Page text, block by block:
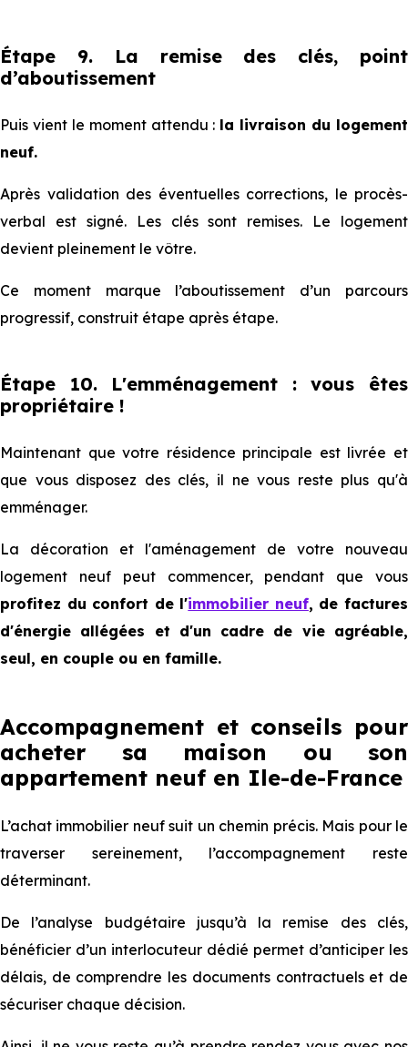
Étape 9. La remise des clés, point
d’aboutissement
Puis vient le moment attendu : la livraison du logement
neuf.
Après validation des éventuelles corrections, le procès-
verbal est signé. Les clés sont remises. Le logement
devient pleinement le vôtre.
Ce moment marque l’aboutissement d’un parcours
progressif, construit étape après étape.
Étape 10. L'emménagement : vous êtes
propriétaire !
Maintenant que votre résidence principale est livrée et
que vous disposez des clés, il ne vous reste plus qu'à
emménager.
La décoration et l'aménagement de votre nouveau
logement neuf peut commencer, pendant que vous
profitez du confort de l'immobilier neuf, de factures
d'énergie allégées et d'un cadre de vie agréable,
seul, en couple ou en famille.
Accompagnement et conseils pour
acheter sa maison ou son
appartement neuf en Ile-de-France
L’achat immobilier neuf suit un chemin précis. Mais pour le
traverser sereinement, l’accompagnement reste
déterminant.
De l’analyse budgétaire jusqu’à la remise des clés,
bénéficier d’un interlocuteur dédié permet d’anticiper les
délais, de comprendre les documents contractuels et de
sécuriser chaque décision.